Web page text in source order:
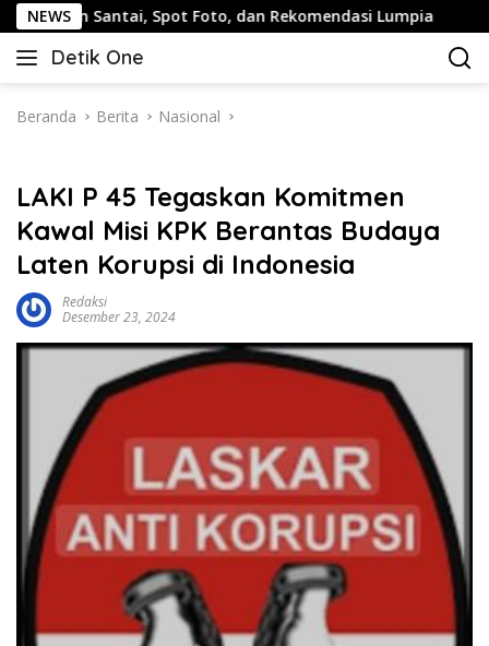
Langsung
ke
konten
NEWS
Spot Foto, dan Rekomendasi Lumpia Panduan
Detik One
Tajam
Fakta
Beranda Berita Nasional
LAKI P 45 Tegaskan Komitmen
Kawal Misi KPK Berantas Budaya
Laten Korupsi di Indonesia
Redaksi
Desember 23, 2024